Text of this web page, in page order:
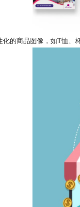
化的商品图像，如T恤、